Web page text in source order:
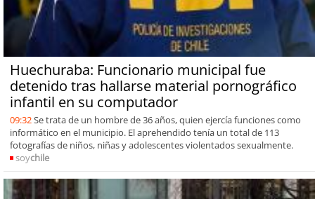
Huechuraba: Funcionario municipal fue
detenido tras hallarse material pornográfico
infantil en su computador
09:32Se trata de un hombre de 36 años, quien ejercía funciones como
informático en el municipio. El aprehendido tenía un total de 113
fotografías de niños, niñas y adolescentes violentados sexualmente.
soychile